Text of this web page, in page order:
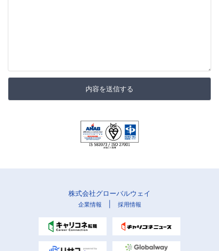
内容を送信する
株式会社グローバルウェイ
企業情報 採用情報